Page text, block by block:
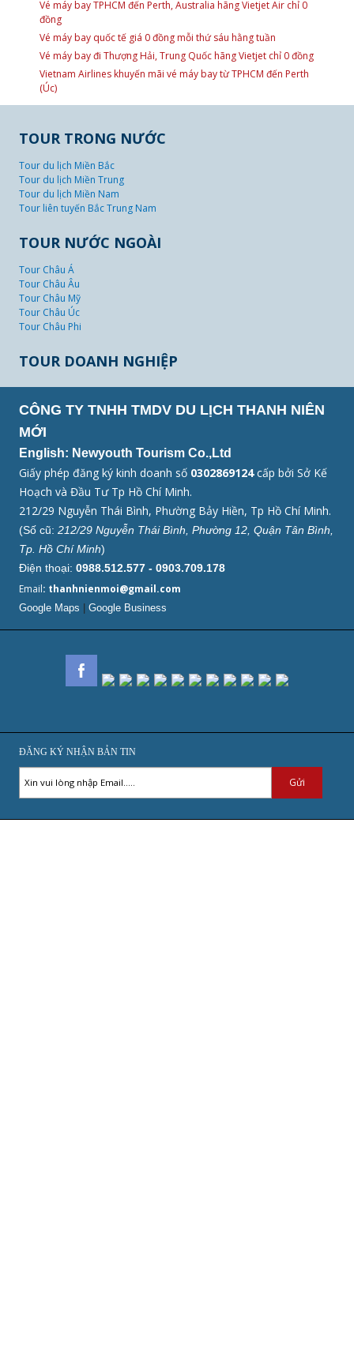
Vé máy bay TPHCM đến Perth, Australia hãng Vietjet Air chỉ 0
đồng
Vé máy bay quốc tế giá 0 đồng mỗi thứ sáu hằng tuần
Vé máy bay đi Thượng Hải, Trung Quốc hãng Vietjet chỉ 0 đồng
Vietnam Airlines khuyến mãi vé máy bay từ TPHCM đến Perth
(Úc)
TOUR TRONG NƯỚC
Tour du lịch Miền Bắc
Tour du lịch Miền Trung
Tour du lịch Miền Nam
Tour liên tuyến Bắc Trung Nam
TOUR NƯỚC NGOÀI
Tour Châu Á
Tour Châu Âu
Tour Châu Mỹ
Tour Châu Úc
Tour Châu Phi
TOUR DOANH NGHIỆP
CÔNG TY TNHH TMDV DU LỊCH THANH NIÊN
MỚI
English: Newyouth Tourism Co.,Ltd
Giấy phép đăng ký kinh doanh số 0302869124cấp bởi Sở Kế
Hoạch và Đầu Tư Tp Hồ Chí Minh.
212/29 Nguyễn Thái Bình, Phường Bảy Hiền, Tp Hồ Chí Minh.
(Số cũ: 212/29 Nguyễn Thái Bình, Phường 12, Quận Tân Bình,
Tp. Hồ Chí Minh)
Điện thoại: 0988.512.577 - 0903.709.178
Email: thanhnienmoi@gmail.com
Google Maps | Google Business
ĐĂNG KÝ NHẬN BẢN TIN